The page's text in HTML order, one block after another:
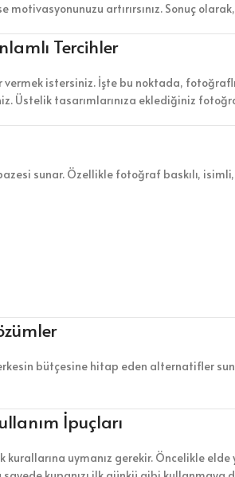
artırırsınız. Sonuç
Tercihler
istersiniz. İşte bu noktada,
Üstelik tasarımlarınıza eklediğiniz
sunar. Özellikle fotoğraf baskılı,
bütçesine hitap eden alternatifler
İpuçları
uymanız gerekir. Öncelikle